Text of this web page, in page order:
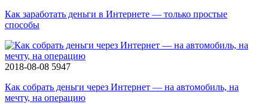
Как заработать деньги в Интернете — только простые
способы
2018-08-08 5947
Как собрать деньги через Интернет — на автомобиль, на
мечту, на операцию